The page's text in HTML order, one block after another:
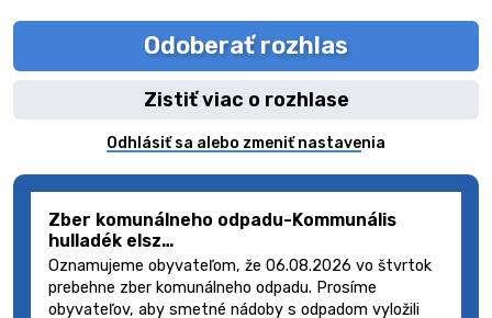
Odoberať rozhlas
Zistiť viac o rozhlase
Odhlásiť sa alebo zmeniť nastavenia
Zber komunálneho odpadu-Kommunális
hulladék elsz…
Oznamujeme obyvateľom, že 06.08.2026 vo štvrtok
prebehne zber komunálneho odpadu. Prosíme
obyvateľov, aby smetné nádoby s odpadom vyložili